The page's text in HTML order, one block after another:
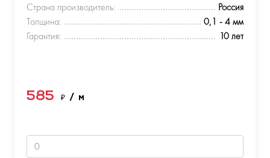
Страна производитель:
Россия
Толщина:
0,1 - 4 мм
Гарантия:
10 лет
585 ₽ / м